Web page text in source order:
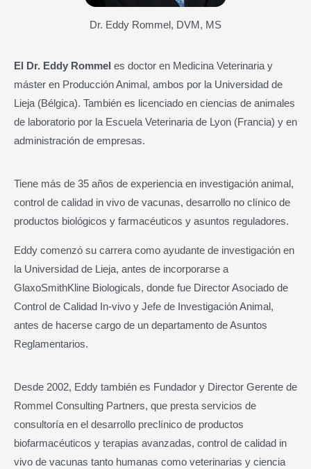
Dr. Eddy Rommel, DVM, MS
El Dr. Eddy Rommel es doctor en Medicina Veterinaria y
máster en Producción Animal, ambos por la Universidad de
Lieja (Bélgica). También es licenciado en ciencias de animales
de laboratorio por la Escuela Veterinaria de Lyon (Francia) y en
administración de empresas.
Tiene más de 35 años de experiencia en investigación animal,
control de calidad in vivo de vacunas, desarrollo no clínico de
productos biológicos y farmacéuticos y asuntos reguladores.
Eddy comenzó su carrera como ayudante de investigación en
la Universidad de Lieja, antes de incorporarse a
GlaxoSmithKline Biologicals, donde fue Director Asociado de
Control de Calidad In-vivo y Jefe de Investigación Animal,
antes de hacerse cargo de un departamento de Asuntos
Reglamentarios.
Desde 2002, Eddy también es Fundador y Director Gerente de
Rommel Consulting Partners, que presta servicios de
consultoría en el desarrollo preclínico de productos
biofarmacéuticos y terapias avanzadas, control de calidad in
vivo de vacunas tanto humanas como veterinarias y ciencia